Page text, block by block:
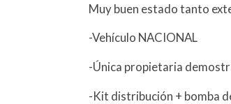
Muy buen estado tanto
-Vehículo NACIONAL
-Única propietaria
-Kit distribución + bomba